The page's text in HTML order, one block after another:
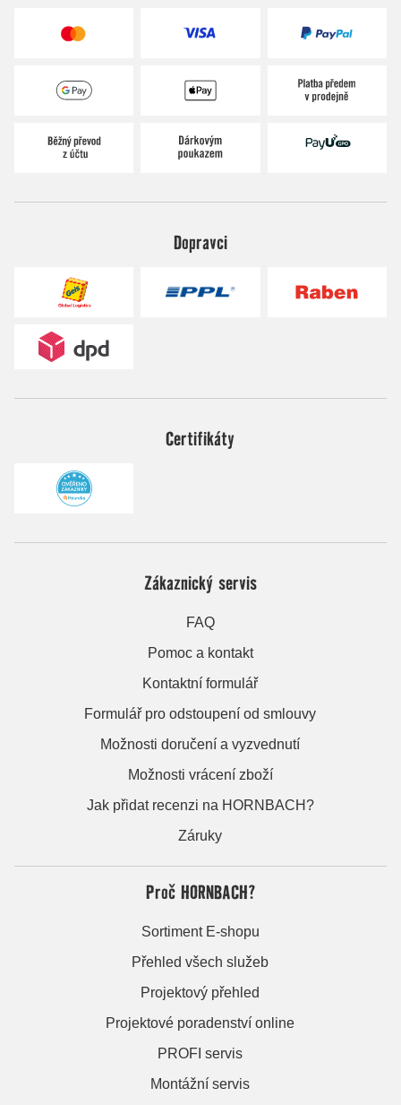
Dopravci
Certifikáty
Zákaznický servis
FAQ
Pomoc a kontakt
Kontaktní formulář
Formulář pro odstoupení od smlouvy
Možnosti doručení a vyzvednutí
Možnosti vrácení zboží
Jak přidat recenzi na HORNBACH?
Záruky
Proč HORNBACH?
Sortiment E-shopu
Přehled všech služeb
Projektový přehled
Projektové poradenství online
PROFI servis
Montážní servis